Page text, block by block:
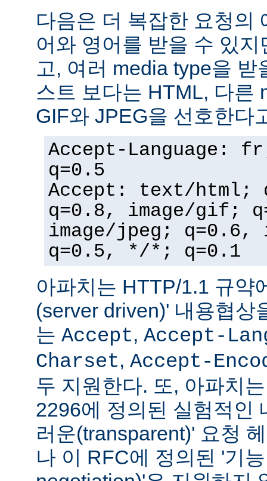
다음은 더 복잡한 요청의
어와 영어를 받을 수 있
고, 여러 media type을
스트 보다는 HTML, 다른
GIF와 JPEG을 선호한다
Accept-Language:
q=0.5
Accept: text/html;
q=0.8, image/gif;
image/jpeg; q=0.6,
q=0.5, */*; q=0.1
아파치는 HTTP/1.1 규약
(server driven)' 내용협상
는 Accept, Accept-
Charset, Accept-
두 지원한다. 또, 아파치
2296에 정의된 실험적인
러운(transparent)' 요청
나 이 RFC에 정의된 '기